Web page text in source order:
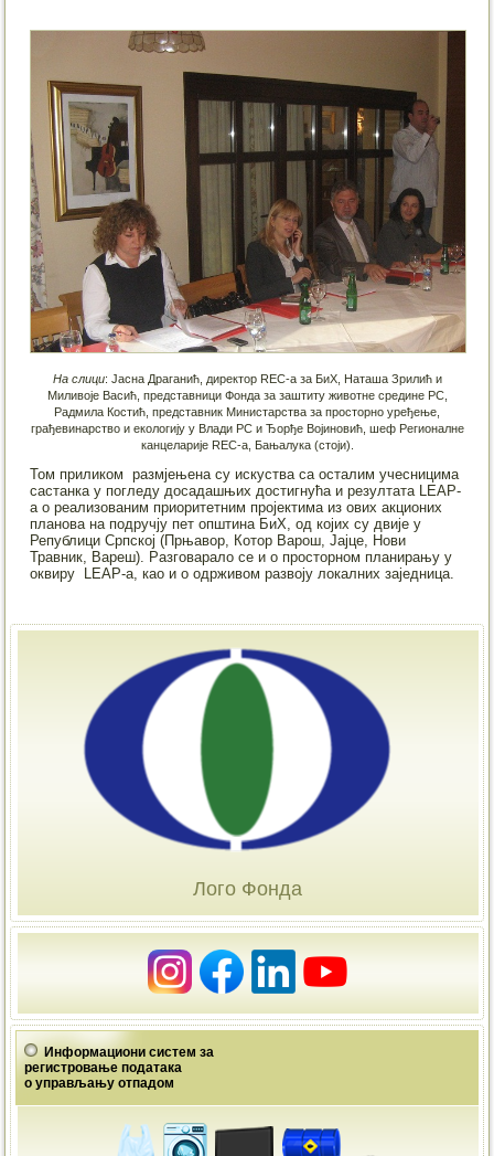
На слици: Јасна Драганић, директор REC-а за БиХ, Наташа Зрилић и
Миливоје Васић, представници Фонда за заштиту животне средине РС,
Радмила Костић, представник Министарства за просторно уређење,
грађевинaрство и екологију у Влади РС и Ђорђе Војиновић, шеф Регионалне
канцеларије REC-a, Бањалука (стоји).
Том приликом размјењена су искуства са осталим учесницима
састанка у погледу досадашњих достигнућа и резултата LEAP-
a о реализованим приоритетним пројектима из ових акционих
планова на подручју пет општина БиХ, од којих су двије у
Републици Српској (Прњавор, Котор Варош, Јајце, Нови
Травник, Вареш). Разговарало се и о просторном планирању у
оквиру LEAP-a, као и о одрживом развоју локалних заједница.
Лого Фонда
Информациони систем за
регистровање података
о управљању отпадом